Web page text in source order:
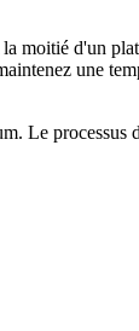
moitié d'un
une
Le